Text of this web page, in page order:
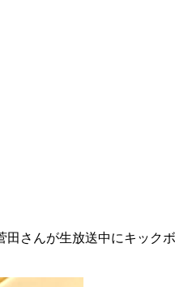
さんが生放送中にキック